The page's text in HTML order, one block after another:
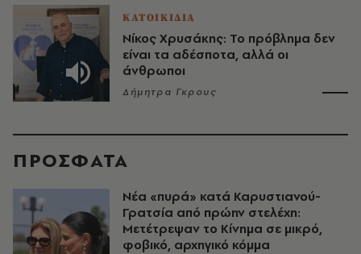
ΚΑΤΟΙΚΙΔΙΑ
Νίκος Χρυσάκης: Το πρόβλημα δεν
είναι τα αδέσποτα, αλλά οι
άνθρωποι
Δήμητρα Γκρους
ΠΡΟΣΦΑΤΑ
Νέα «πυρά» κατά Καρυστιανού-
Γρατσία από πρώην στελέχη:
Μετέτρεψαν το Κίνημα σε μικρό,
φοβικό, αρχηγικό κόμμα